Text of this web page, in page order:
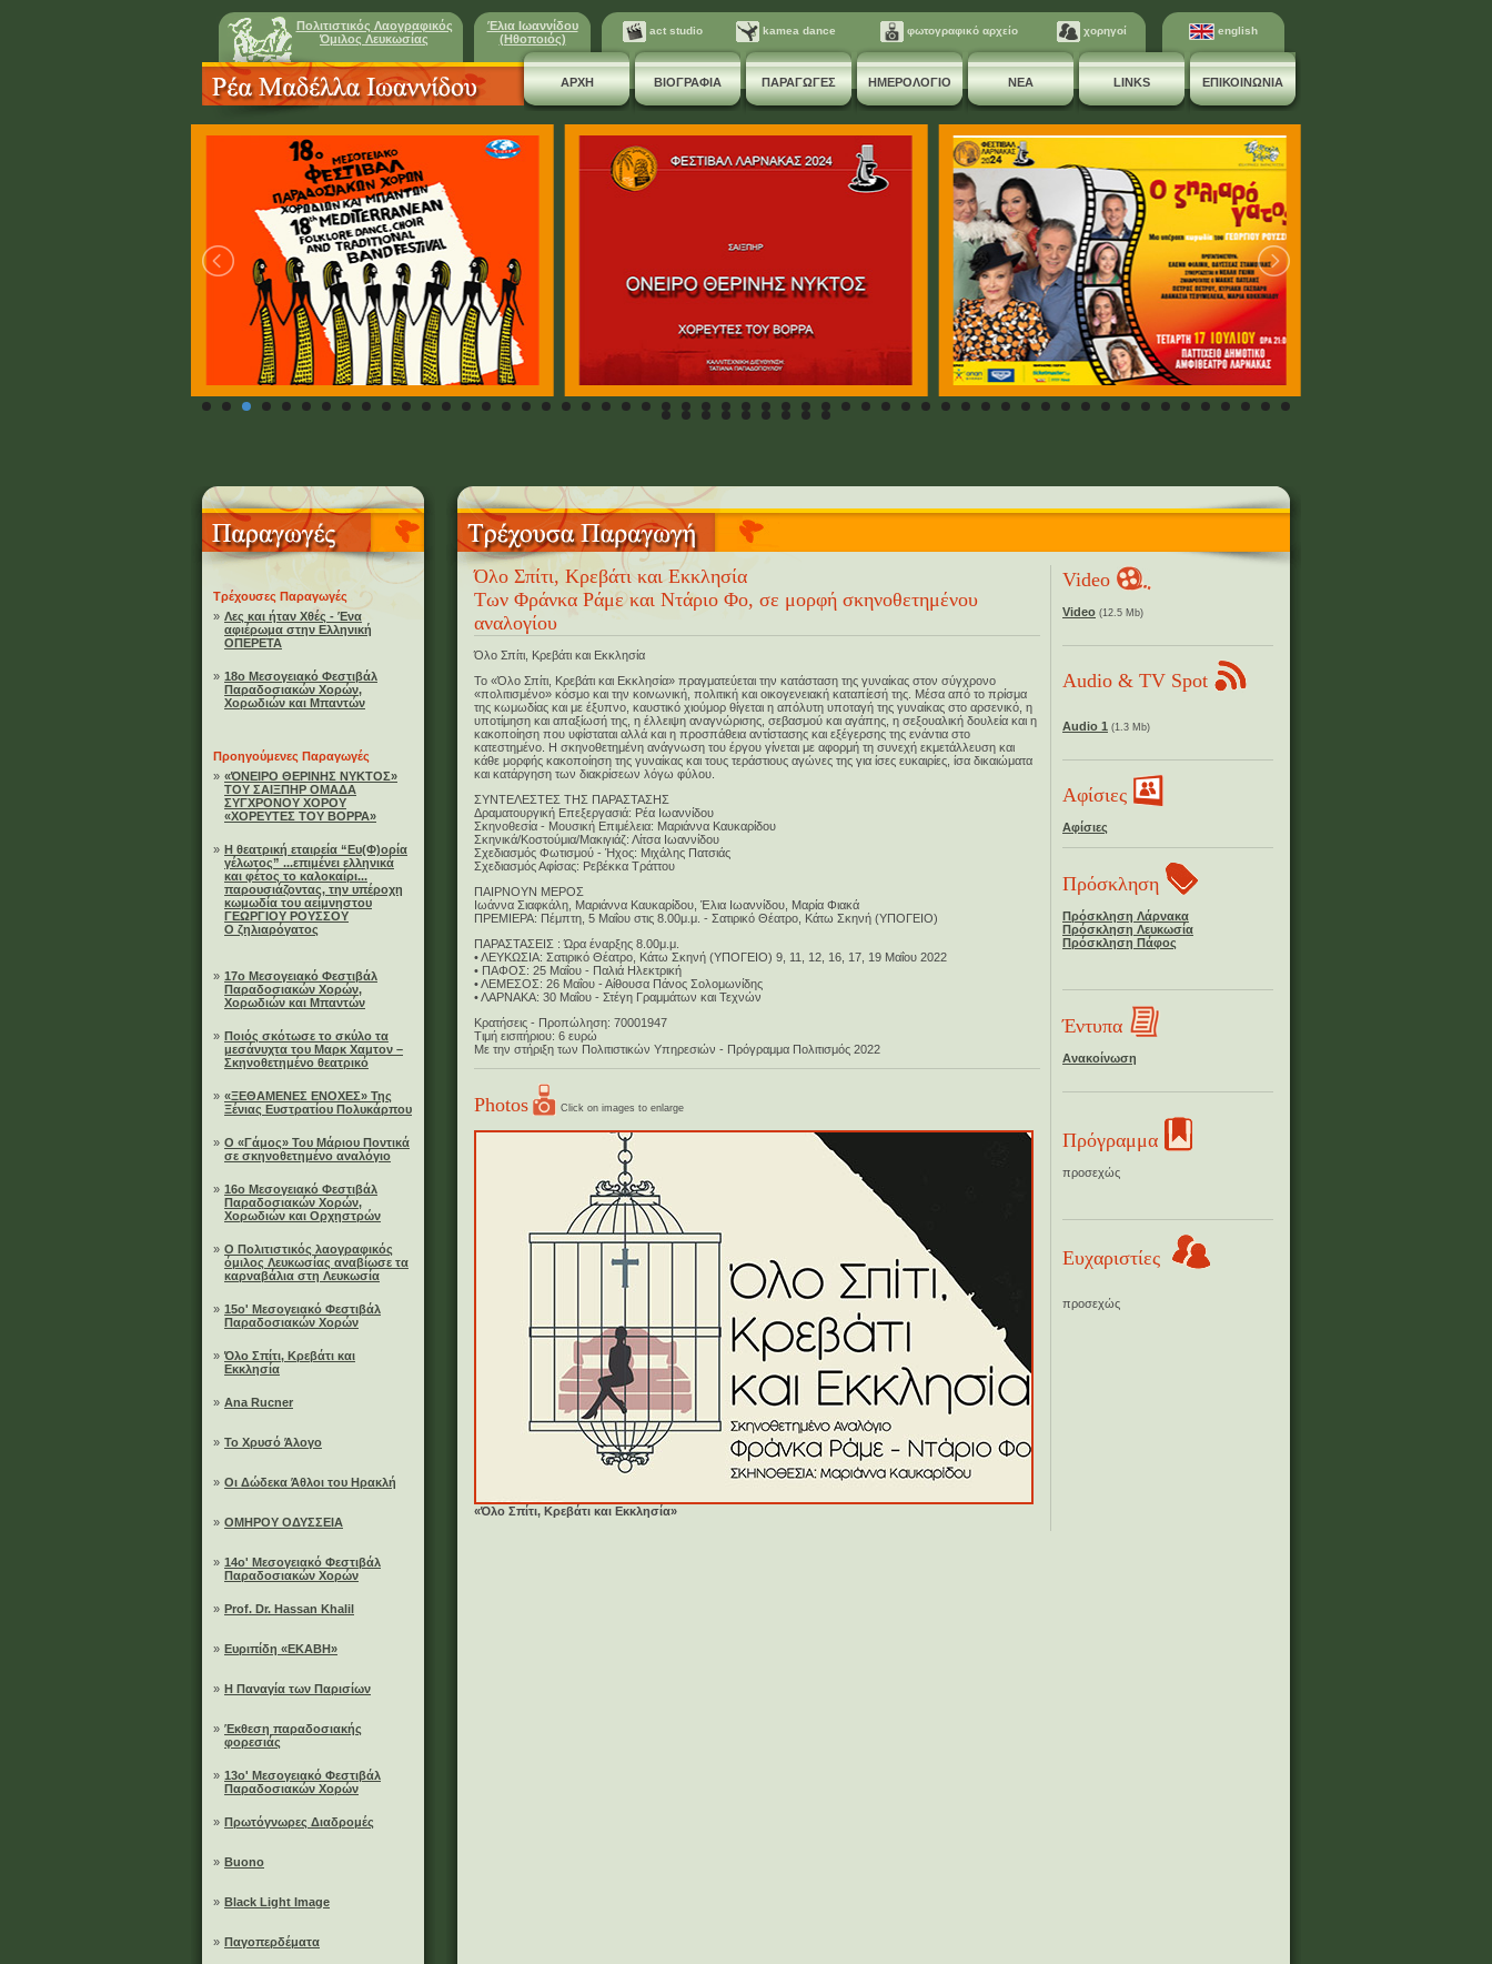
Πολιτιστικός Λαογραφικός
Όμιλος Λευκωσίας
Έλια Ιωαννίδου
(Ηθοποιός)
act studio kamea dance φωτογραφικό αρχείο χορηγοί english
ΑΡΧΗ ΒΙΟΓΡΑΦΙΑ ΠΑΡΑΓΩΓΕΣ ΗΜΕΡΟΛΟΓΙΟ ΝΕΑ LINKS ΕΠΙΚΟΙΝΩΝΙΑ
Τρέχουσες Παραγωγές
» Λες και ήταν Χθές - Ένα
αφιέρωμα στην Ελληνική
ΟΠΕΡΕΤΑ
» 18ο Μεσογειακό Φεστιβάλ
Παραδοσιακών Χορών,
Χορωδιών και Μπαντών
Προηγούμενες Παραγωγές
» «ΌΝΕΙΡΟ ΘΕΡΙΝΗΣ ΝΥΚΤΟΣ»
ΤΟΥ ΣΑΙΞΠΗΡ ΟΜΑΔΑ
ΣΥΓΧΡΟΝΟΥ ΧΟΡΟΥ
«ΧΟΡΕΥΤΕΣ ΤΟΥ ΒΟΡΡΑ»
» Η θεατρική εταιρεία “Ευ(Φ)ορία
γέλωτος” ...επιμένει ελληνικά
και φέτος το καλοκαίρι...
παρουσιάζοντας, την υπέροχη
κωμωδία του αείμνηστου
ΓΕΩΡΓΙΟΥ ΡΟΥΣΣΟΥ
Ο ζηλιαρόγατος
» 17ο Μεσογειακό Φεστιβάλ
Παραδοσιακών Χορών,
Χορωδιών και Μπαντών
» Ποιός σκότωσε το σκύλο τα
μεσάνυχτα του Μαρκ Χαμτον –
Σκηνοθετημένο θεατρικό
» «ΞΕΘΑΜΕΝΕΣ ΕΝΟΧΕΣ» Της
Ξένιας Ευστρατίου Πολυκάρπου
» Ο «Γάμος» Του Μάριου Ποντικά
σε σκηνοθετημένο αναλόγιο
» 16ο Μεσογειακό Φεστιβάλ
Παραδοσιακών Χορών,
Χορωδιών και Ορχηστρών
» Ο Πολιτιστικός λαογραφικός
όμιλος Λευκωσίας αναβίωσε τα
καρναβάλια στη Λευκωσία
» 15ο' Μεσογειακό Φεστιβάλ
Παραδοσιακών Χορών
» Όλο Σπίτι, Κρεβάτι και
Εκκλησία
» Ana Rucner
» Το Χρυσό Άλογο
» Οι Δώδεκα Άθλοι του Ηρακλή
» ΟΜΗΡΟΥ ΟΔΥΣΣΕΙΑ
» 14ο' Μεσογειακό Φεστιβάλ
Παραδοσιακών Χορών
» Prof. Dr. Hassan Khalil
» Ευριπίδη «ΕΚΑΒΗ»
» Η Παναγία των Παρισίων
» Έκθεση παραδοσιακής
φορεσιάς
» 13ο' Μεσογειακό Φεστιβάλ
Παραδοσιακών Χορών
» Πρωτόγνωρες Διαδρομές
» Buono
» Black Light Image
» Παγοπερδέματα
Όλο Σπίτι, Κρεβάτι και Εκκλησία
Των Φράνκα Ράμε και Ντάριο Φο, σε μορφή σκηνοθετημένου
αναλογίου
Όλο Σπίτι, Κρεβάτι και Εκκλησία
Το «Όλο Σπίτι, Κρεβάτι και Εκκλησία» πραγματεύεται την κατάσταση της γυναίκας στον σύγχρονο
«πολιτισμένο» κόσμο και την κοινωνική, πολιτική και οικογενειακή καταπίεσή της. Μέσα από το πρίσμα
της κωμωδίας και με έξυπνο, καυστικό χιούμορ θίγεται η απόλυτη υποταγή της γυναίκας στο αρσενικό, η
υποτίμηση και απαξίωσή της, η έλλειψη αναγνώρισης, σεβασμού και αγάπης, η σεξουαλική δουλεία και η
κακοποίηση που υφίσταται αλλά και η προσπάθεια αντίστασης και εξέγερσης της ενάντια στο
κατεστημένο. Η σκηνοθετημένη ανάγνωση του έργου γίνεται με αφορμή τη συνεχή εκμετάλλευση και
κάθε μορφής κακοποίηση της γυναίκας και τους τεράστιους αγώνες της για ίσες ευκαιρίες, ίσα δικαιώματα
και κατάργηση των διακρίσεων λόγω φύλου.
ΣΥΝΤΕΛΕΣΤΕΣ ΤΗΣ ΠΑΡΑΣΤΑΣΗΣ
Δραματουργική Επεξεργασιά: Ρέα Ιωαννίδου
Σκηνοθεσία - Μουσική Επιμέλεια: Μαριάννα Καυκαρίδου
Σκηνικά/Κοστούμια/Μακιγιάζ: Λίτσα Ιωαννίδου
Σχεδιασμός Φωτισμού - Ήχος: Μιχάλης Πατσιάς
Σχεδιασμός Αφίσας: Ρεβέκκα Τράττου
ΠΑΙΡΝΟΥΝ ΜΕΡΟΣ
Ιωάννα Σιαφκάλη, Μαριάννα Καυκαρίδου, Έλια Ιωαννίδου, Μαρία Φιακά
ΠΡΕΜΙΕΡΑ: Πέμπτη, 5 Μαΐου στις 8.00μ.μ. - Σατιρικό Θέατρο, Kάτω Σκηνή (ΥΠΟΓΕΙΟ)
ΠΑΡΑΣΤΑΣΕΙΣ : Ώρα έναρξης 8.00μ.μ.
• ΛΕΥΚΩΣΙΑ: Σατιρικό Θέατρο, Kάτω Σκηνή (ΥΠΟΓΕΙΟ) 9, 11, 12, 16, 17, 19 Μαΐου 2022
• ΠΑΦΟΣ: 25 Μαΐου - Παλιά Ηλεκτρική
• ΛΕΜΕΣΟΣ: 26 Μαΐου - Αίθουσα Πάνος Σολομωνίδης
• ΛΑΡΝΑΚΑ: 30 Μαΐου - Στέγη Γραμμάτων και Τεχνών
Κρατήσεις - Προπώληση: 70001947
Τιμή εισιτήριου: 6 ευρώ
Με την στήριξη των Πολιτιστικών Υπηρεσιών - Πρόγραμμα Πολιτισμός 2022
Photos Click on images to enlarge
«Όλο Σπίτι, Κρεβάτι και Εκκλησία»
Video
Video (12.5 Mb)
Audio & TV Spot
Audio 1 (1.3 Mb)
Αφίσιες
Αφίσιες
Πρόσκληση
Πρόσκληση Λάρνακα
Πρόσκληση Λευκωσία
Πρόσκληση Πάφος
Έντυπα
Ανακοίνωση
Πρόγραμμα
προσεχώς
Ευχαριστίες
προσεχώς